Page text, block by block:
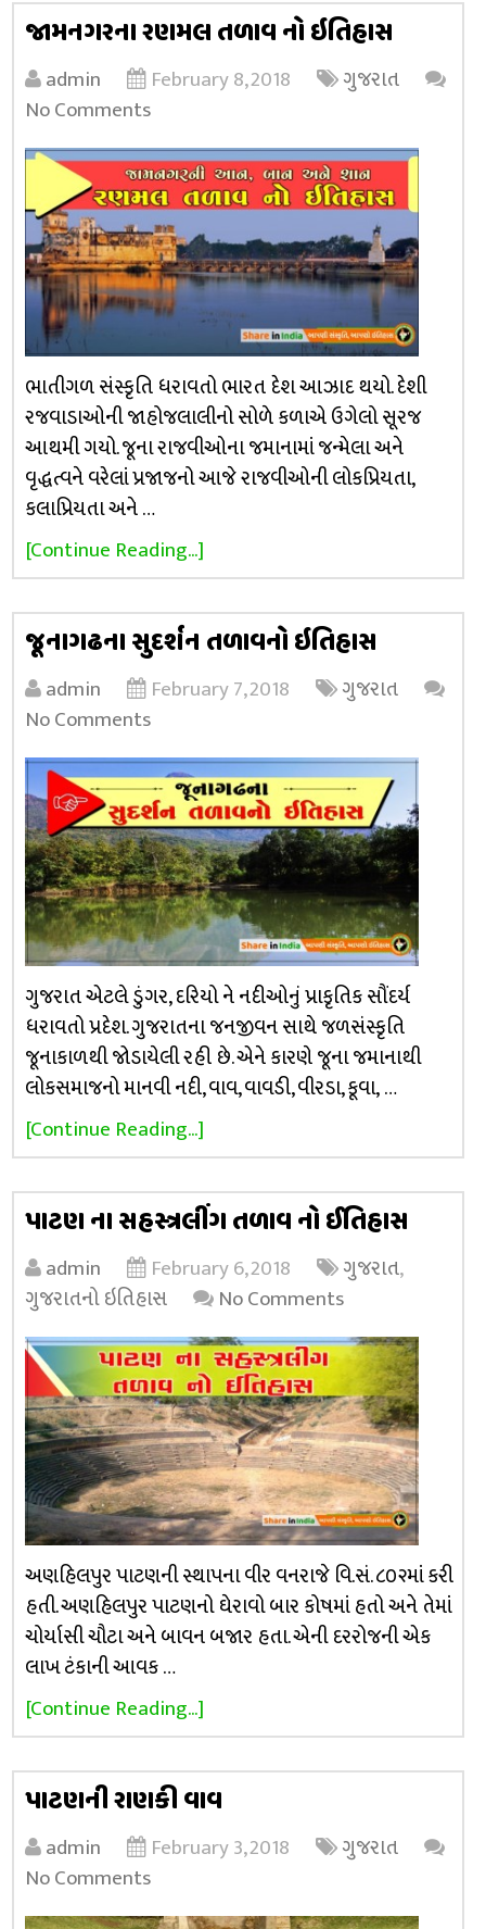
જામનગરના રણમલ તળાવ નો ઇતિહાસ
admin February 8, 2018
ગુજરાત
No Comments
ભાતીગળ સંસ્કૃતિ ધરાવતો ભારત દેશ આઝાદ થયો. દેશી
રજવાડાઓની જાહોજલાલીનો સોળે કળાએ ઉગેલો સૂરજ
આથમી ગયો. જૂના રાજવીઓના જમાનામાં જન્મેલા અને
વૃદ્ધત્વને વરેલાં પ્રજાજનો આજે રાજવીઓની લોકપ્રિયતા,
કલાપ્રિયતા અને …
[Continue Reading...]
જૂનાગઢના સુદર્શન તળાવનો ઇતિહાસ
admin February 7, 2018
ગુજરાત
No Comments
ગુજરાત એટલે ડુંગર, દરિયો ને નદીઓનું પ્રાકૃતિક સૌંદર્ય
ધરાવતો પ્રદેશ. ગુજરાતના જનજીવન સાથે જળસંસ્કૃતિ
જૂનાકાળથી જોડાયેલી રહી છે. એને કારણે જૂના જમાનાથી
લોકસમાજનો માનવી નદી, વાવ, વાવડી, વીરડા, કૂવા, …
[Continue Reading...]
પાટણ ના સહસ્ત્રલીંગ તળાવ નો ઈતિહાસ
admin February 6, 2018 ગુજરાત,
ગુજરાતનો ઇતિહાસ
No Comments
અણહિલપુર પાટણની સ્થાપના વીર વનરાજે વિ.સં. ૮૦૨માં કરી
હતી. અણહિલપુર પાટણનો ઘેરાવો બાર કોષમાં હતો અને તેમાં
ચોર્યાસી ચૌટા અને બાવન બજાર હતા. એની દરરોજની એક
લાખ ટંકાની આવક …
[Continue Reading...]
પાટણની રાણકી વાવ
admin February 3, 2018
ગુજરાત
No Comments